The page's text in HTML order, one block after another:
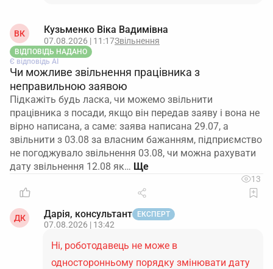
ВК Кузьменко Віка Вадимівна
07.08.2026 | 11:17Звільнення
ВІДПОВІДЬ НАДАНО
Є відповідь АІ
Чи можливе звільнення працівника з
неправильною заявою
Підкажіть будь ласка, чи можемо звільнити
працівника з посади, якщо він передав заяву і вона не
вірно написана, а саме: заява написана 29.07, а
звільнити з 03.08 за власним бажанням, підприємство
не погоджувало звільнення 03.08, чи можна рахувати
дату звільнення 12.08 як…
13
ДК Дарія, консультант ЕКСПЕРТ
07.08.2026 | 13:42
Ні, роботодавець не може в
односторонньому порядку змінювати дату